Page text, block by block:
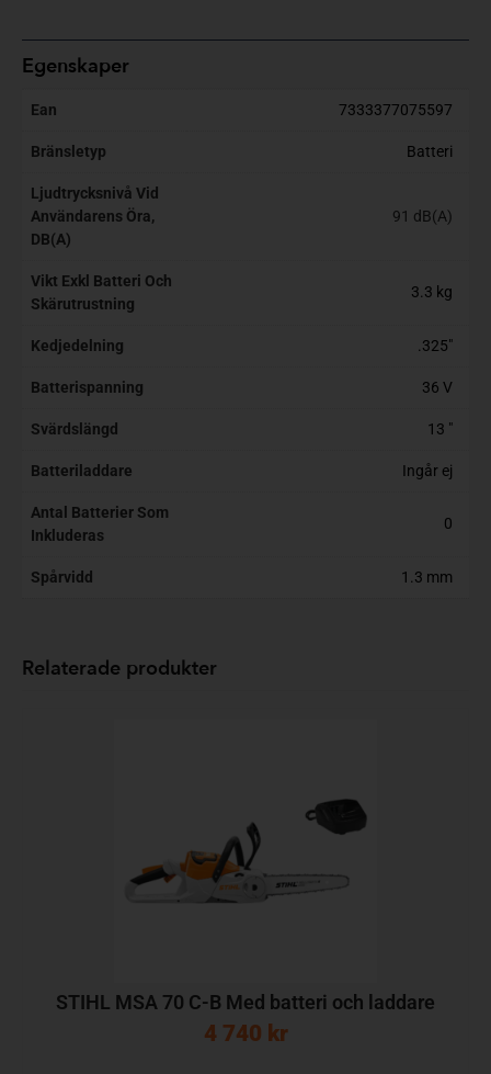
Egenskaper
Ean 7333377075597
Bränsletyp Batteri
Ljudtrycksnivå Vid
Användarens Öra,
DB(A)
91 dB(A)
Vikt Exkl Batteri Och
Skärutrustning
3.3 kg
Kedjedelning .325"
Batterispanning 36 V
Svärdslängd 13 "
Batteriladdare Ingår ej
Antal Batterier Som
Inkluderas
0
Spårvidd 1.3 mm
Relaterade produkter
STIHL MSA 70 C-B Med batteri och laddare
4 740 kr